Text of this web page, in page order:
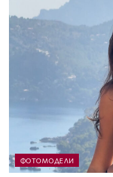
ФОТОМОДЕЛИ